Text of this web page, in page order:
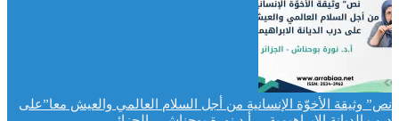
نص” وثيقة الأخوّة الإنسانية من أجل السلام العالمي والعيش معا”على